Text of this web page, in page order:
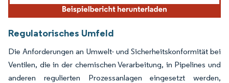
Regulatorisches Umfeld
Die Anforderungen an Umwelt- und Sicherheitskonformität bei
Ventilen, die in der chemischen Verarbeitung, in Pipelines und
anderen regulierten Prozessanlagen eingesetzt werden,